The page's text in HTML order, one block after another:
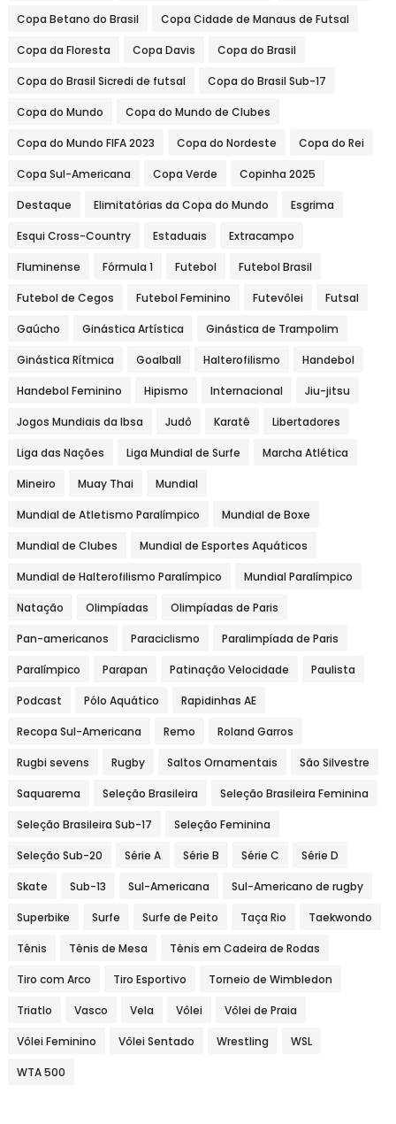
Copa Betano do Brasil Copa Cidade de Manaus de Futsal
Copa da Floresta Copa Davis Copa do Brasil
Copa do Brasil Sicredi de futsal Copa do Brasil Sub-17
Copa do Mundo Copa do Mundo de Clubes
Copa do Mundo FIFA 2023 Copa do Nordeste Copa do Rei
Copa Sul-Americana Copa Verde Copinha 2025
Destaque Elimitatórias da Copa do Mundo Esgrima
Esqui Cross-Country Estaduais Extracampo
Fluminense Fórmula 1 Futebol Futebol Brasil
Futebol de Cegos Futebol Feminino Futevôlei Futsal
Gaúcho Ginástica Artística Ginástica de Trampolim
Ginástica Rítmica Goalball Halterofilismo Handebol
Handebol Feminino Hipismo Internacional Jiu-jitsu
Jogos Mundiais da Ibsa Judô Karatê Libertadores
Liga das Nações Liga Mundial de Surfe Marcha Atlética
Mineiro Muay Thai Mundial
Mundial de Atletismo Paralímpico Mundial de Boxe
Mundial de Clubes Mundial de Esportes Aquáticos
Mundial de Halterofilismo Paralímpico Mundial Paralímpico
Natação Olimpíadas Olimpíadas de Paris
Pan-americanos Paraciclismo Paralimpíada de Paris
Paralímpico Parapan Patinação Velocidade Paulista
Podcast Pólo Aquático Rapidinhas AE
Recopa Sul-Americana Remo Roland Garros
Rugbi sevens Rugby Saltos Ornamentais São Silvestre
Saquarema Seleção Brasileira Seleção Brasileira Feminina
Seleção Brasileira Sub-17 Seleção Feminina
Seleção Sub-20 Série A Série B Série C Série D
Skate Sub-13 Sul-Americana Sul-Americano de rugby
Superbike Surfe Surfe de Peito Taça Rio Taekwondo
Tênis Tênis de Mesa Tênis em Cadeira de Rodas
Tiro com Arco Tiro Esportivo Torneio de Wimbledon
Triatlo Vasco Vela Vôlei Vôlei de Praia
Vôlei Feminino Vôlei Sentado Wrestling WSL
WTA 500